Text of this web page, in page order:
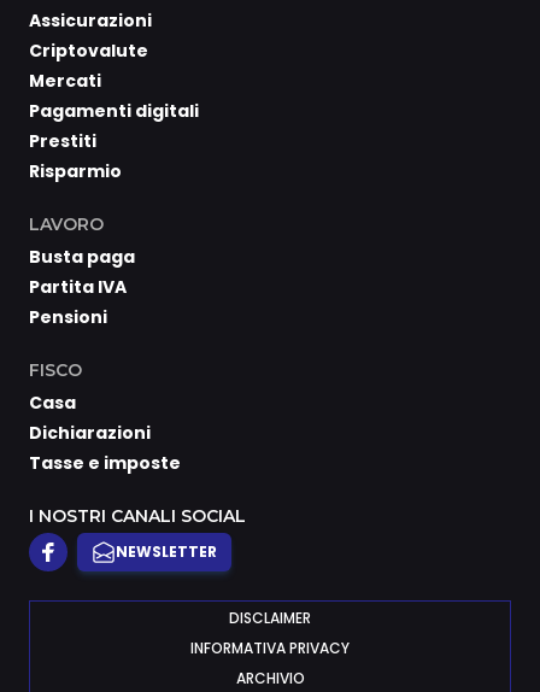
Assicurazioni
Criptovalute
Mercati
Pagamenti digitali
Prestiti
Risparmio
LAVORO
Busta paga
Partita IVA
Pensioni
FISCO
Casa
Dichiarazioni
Tasse e imposte
I NOSTRI CANALI SOCIAL
NEWSLETTER
DISCLAIMER
INFORMATIVA PRIVACY
ARCHIVIO